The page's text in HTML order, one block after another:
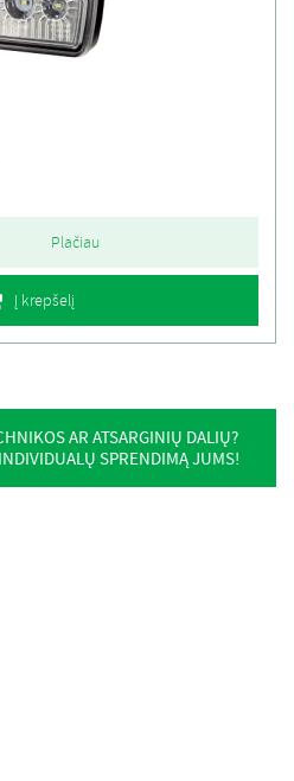
Plačiau
Į krepšelį
AR ATSARGINIŲ DALIŲ?
SPRENDIMĄ JUMS!